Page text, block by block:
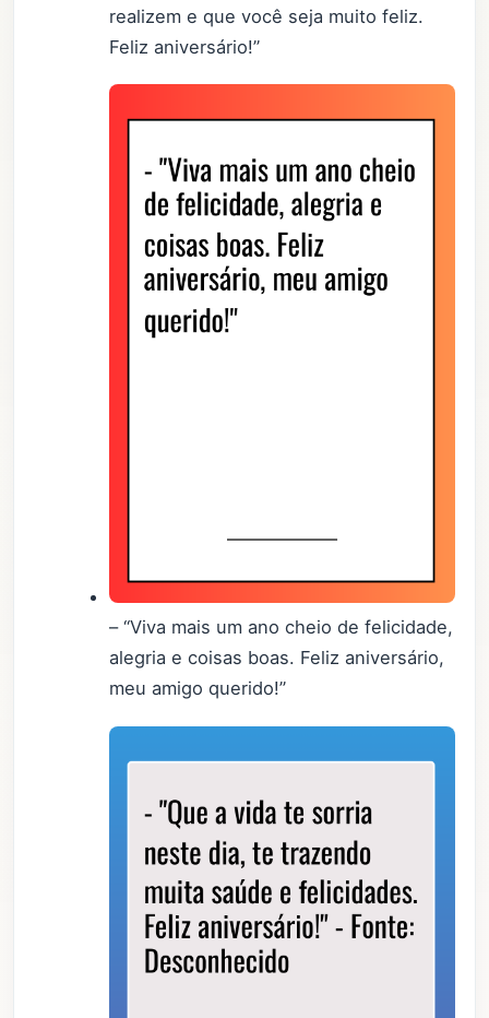
realizem e que você seja muito feliz.
Feliz aniversário!”
– “Viva mais um ano cheio de felicidade,
alegria e coisas boas. Feliz aniversário,
meu amigo querido!”